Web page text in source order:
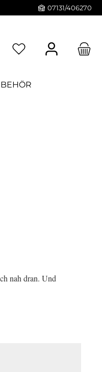
07131/406270
nah dran. Und